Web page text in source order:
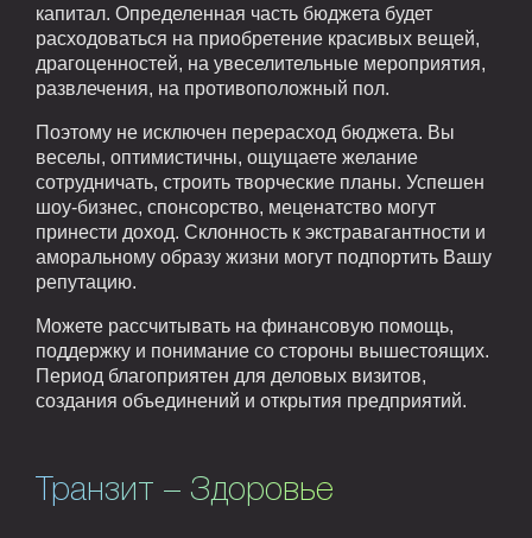
капитал. Определенная часть бюджета будет
расходоваться на приобретение красивых вещей,
драгоценностей, на увеселительные мероприятия,
развлечения, на противоположный пол.
Поэтому не исключен перерасход бюджета. Вы
веселы, оптимистичны, ощущаете желание
сотрудничать, строить творческие планы. Успешен
шоу-бизнес, спонсорство, меценатство могут
принести доход. Склонность к экстравагантности и
аморальному образу жизни могут подпортить Вашу
репутацию.
Можете рассчитывать на финансовую помощь,
поддержку и понимание со стороны вышестоящих.
Период благоприятен для деловых визитов,
создания объединений и открытия предприятий.
Транзит – Здоровье